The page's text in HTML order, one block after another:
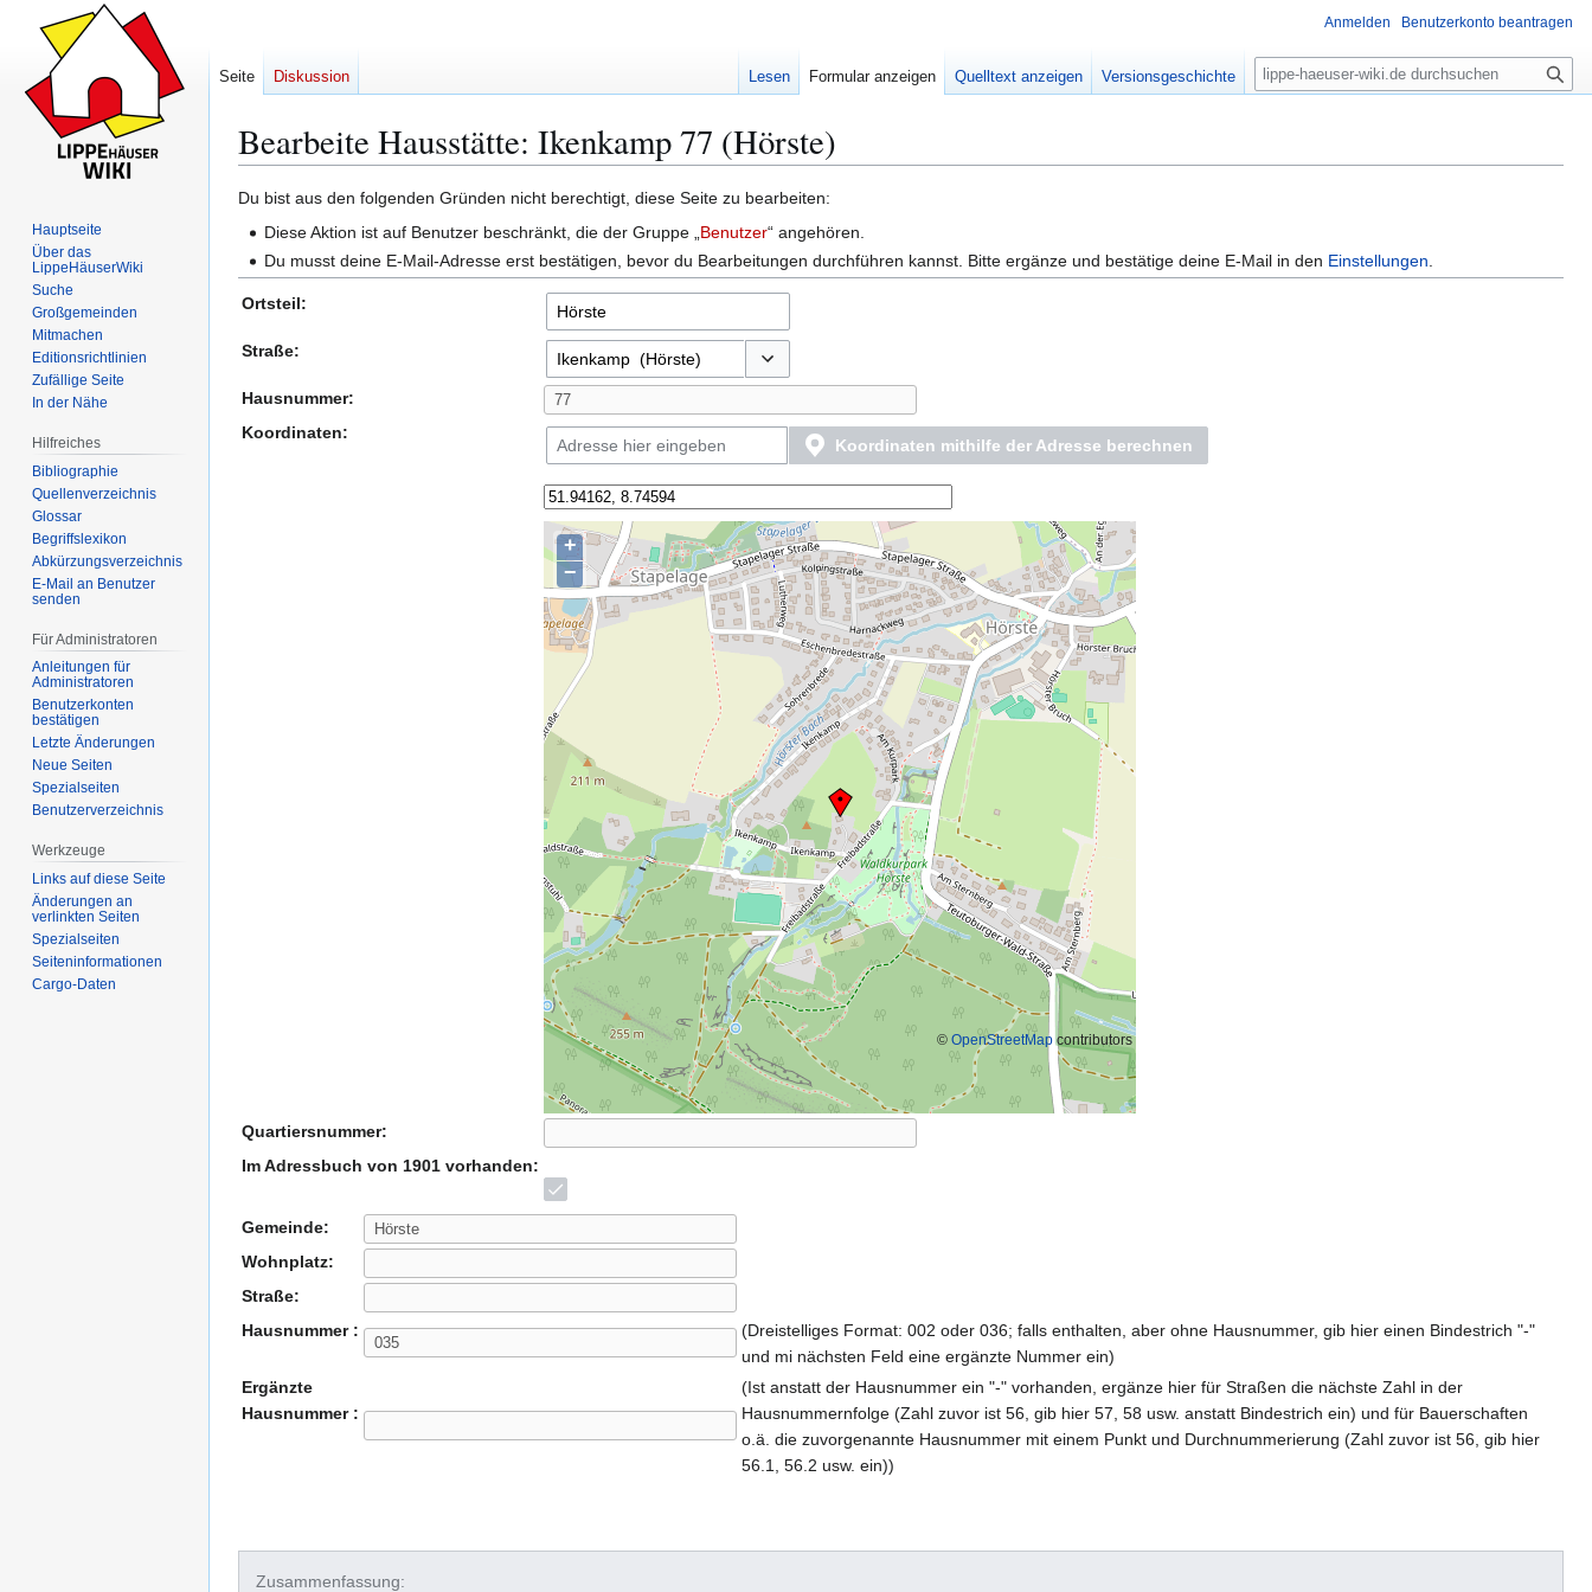
Bearbeite Hausstätte: Ikenkamp 77 (Hörste)
Zur
Navigation
Zur
Suche
Du bist aus den folgenden Gründen nicht berechtigt, diese Seite zu bearbeiten:
Diese Aktion ist auf Benutzer beschränkt, die der Gruppe „Benutzer“ angehören.
Du musst deine E-Mail-Adresse erst bestätigen, bevor du Bearbeitungen durchführen kannst. Bitte ergänze und bestätige deine E-Mail in den Einstellungen
Ortsteil:
Straße:
Optionen umschalten
Hausnummer:
Koordinaten:
Koordinaten mithilfe der Adresse berechnen
+
−
© OpenStreetMap contributors
Quartiersnummer:
Im Adressbuch von 1901 vorhanden:
Gemeinde:
Wohnplatz:
Straße:
Hausnummer :
(Dreistelliges Format: 002 oder 036; falls enthalten, aber ohne Hausnummer, gib hier einen Bindestrich "-"
und mi nächsten Feld eine ergänzte Nummer ein)
Ergänzte
Hausnummer :
(Ist anstatt der Hausnummer ein "-" vorhanden, ergänze hier für Straßen die nächste Zahl in der
Hausnummernfolge (Zahl zuvor ist 56, gib hier 57, 58 usw. anstatt Bindestrich ein) und für Bauerschaften
o.ä. die zuvorgenannte Hausnummer mit einem Punkt und Durchnummerierung (Zahl zuvor ist 56, gib hier
56.1, 56.2 usw. ein))
Zusammenfassung:
Anmelden Benutzerkonto beantragen
Seite Diskussion Lesen Formular anzeigen Quelltext anzeigen Versionsgeschichte
S
u
e
Hauptseite
Über das
LippeHäuserWiki
Suche
Großgemeinden
Mitmachen
Editionsrichtlinien
Zufällige Seite
In der Nähe
Hilfreiches
Bibliographie
Quellenverzeichnis
Glossar
Begriffslexikon
Abkürzungsverzeichnis
E-Mail an Benutzer
senden
Für Administratoren
Anleitungen für
Administratoren
Benutzerkonten
bestätigen
Letzte Änderungen
Neue Seiten
Spezialseiten
Benutzerverzeichnis
Werkzeuge
Links auf diese Seite
Änderungen an
verlinkten Seiten
Spezialseiten
Seiten­­informationen
Cargo-Daten